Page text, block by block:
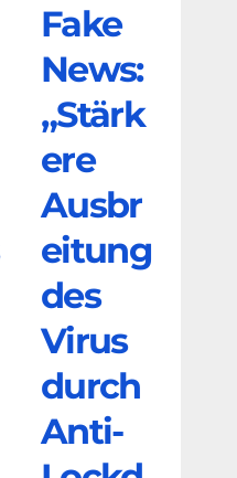
Fake
News:
„Stärk
ere
Ausbr
eitung
des
Virus
durch
Anti-